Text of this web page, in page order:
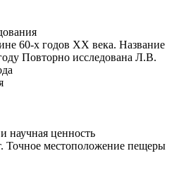
60-х годов ХХ века. Название
Повторно исследована Л.В.
научная ценность
Точное местоположение пещеры